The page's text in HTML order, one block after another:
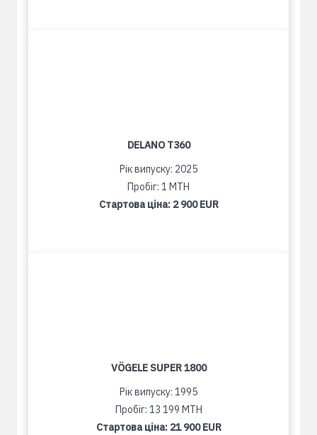
DELANO T360
Рік випуску: 2025
Пробіг: 1 MTH
Стартова ціна: 2 900 EUR
VÖGELE SUPER 1800
Рік випуску: 1995
Пробіг: 13 199 MTH
Стартова ціна: 21 900 EUR